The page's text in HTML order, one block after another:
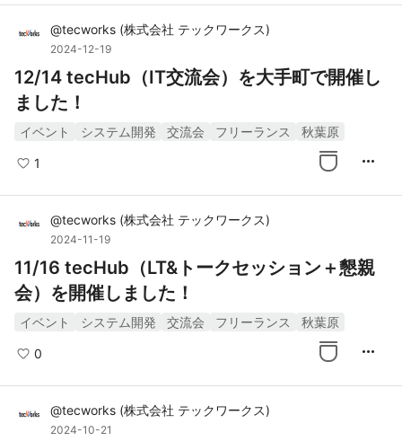
@tecworks (株式会社 テックワークス)
2024-12-19
12/14 tecHub（IT交流会）を大手町で開催し
ました！
イベント システム開発 交流会 フリーランス 秋葉原
1 more_horiz
@tecworks (株式会社 テックワークス)
2024-11-19
11/16 tecHub（LT&トークセッション＋懇親
会）を開催しました！
イベント システム開発 交流会 フリーランス 秋葉原
0 more_horiz
@tecworks (株式会社 テックワークス)
2024-10-21